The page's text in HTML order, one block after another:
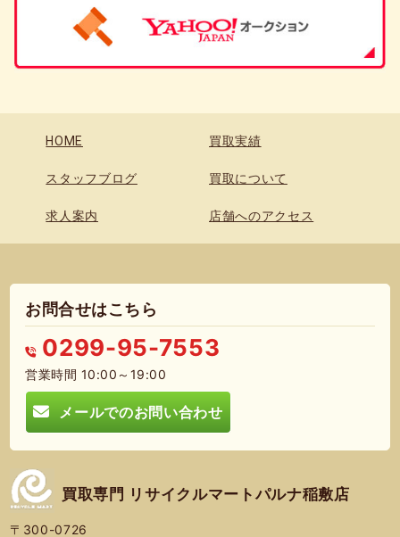
HOME 買取実績
スタッフブログ 買取について
求人案内 店舗へのアクセス
お問合せはこちら
0299-95-7553
営業時間 10:00～19:00
メールでのお問い合わせ
買取専門 リサイクルマートパルナ稲敷店
〒300-0726